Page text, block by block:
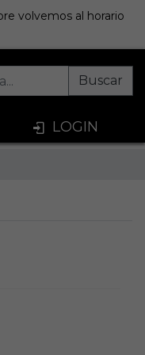
volvemos al horario
Buscar
LOGIN